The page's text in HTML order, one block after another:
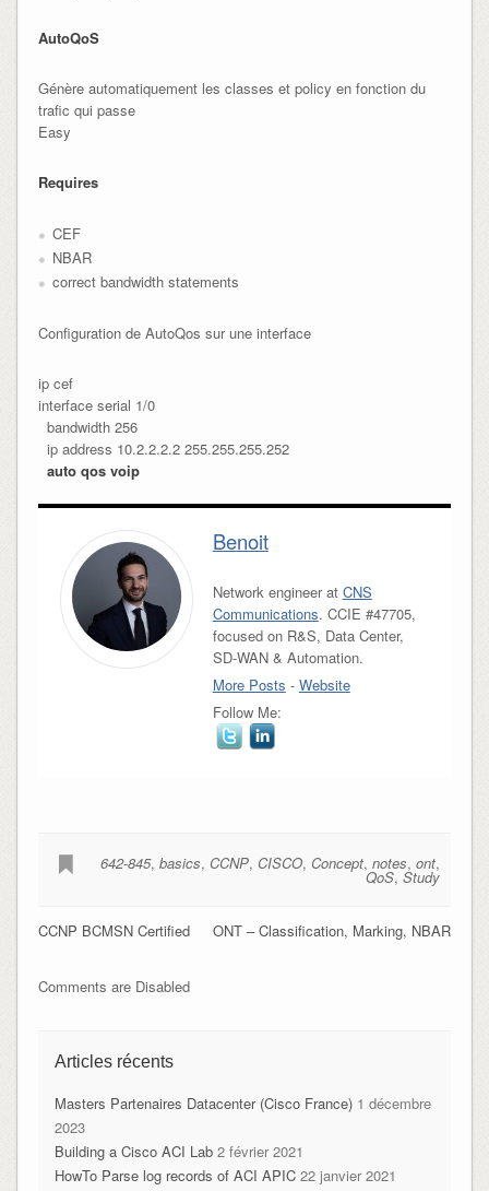
AutoQoS
Génère automatiquement les classes et policy en fonction du
trafic qui passe
Easy
Requires
CEF
NBAR
correct bandwidth statements
Configuration de AutoQos sur une interface
ip cef
interface serial 1/0
  bandwidth 256
  ip address 10.2.2.2.2 255.255.255.252
auto qos voip
Benoit
Network engineer at CNS
Communications. CCIE #47705,
focused on R&S, Data Center,
SD-WAN & Automation.
More Posts - Website
Follow Me:
642-845,basics, CCNP, CISCO, Concept,notes,ont,
QoS,Study
ONT – Classification, Marking, NBAR
CCNP BCMSN Certified
Comments are Disabled
Articles récents
Masters Partenaires Datacenter (Cisco France) 1 décembre
2023
Building a Cisco ACI Lab 2 février 2021
HowTo Parse log records of ACI APIC 22 janvier 2021